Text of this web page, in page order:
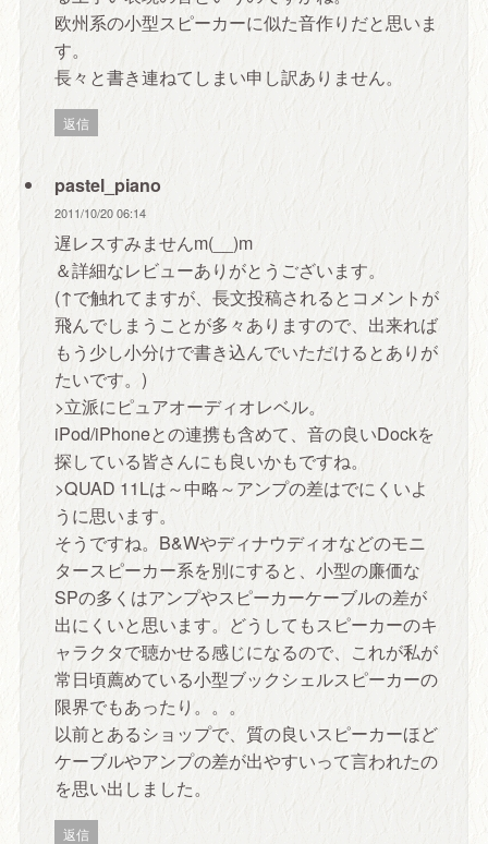
欧州系の小型スピーカーに似た音作りだと思いま
す。
長々と書き連ねてしまい申し訳ありません。
返信
pastel_piano
2011/10/20 06:14
遅レスすみませんm(__)m
＆詳細なレビューありがとうございます。
(↑で触れてますが、長文投稿されるとコメントが
飛んでしまうことが多々ありますので、出来れば
もう少し小分けで書き込んでいただけるとありが
たいです。)
>立派にピュアオーディオレベル。
iPod/iPhoneとの連携も含めて、音の良いDockを
探している皆さんにも良いかもですね。
>QUAD 11Lは～中略～アンプの差はでにくいよ
うに思います。
そうですね。B&Wやディナウディオなどのモニ
タースピーカー系を別にすると、小型の廉価な
SPの多くはアンプやスピーカーケーブルの差が
出にくいと思います。どうしてもスピーカーのキ
ャラクタで聴かせる感じになるので、これが私が
常日頃薦めている小型ブックシェルスピーカーの
限界でもあったり。。。
以前とあるショップで、質の良いスピーカーほど
ケーブルやアンプの差が出やすいって言われたの
を思い出しました。
返信